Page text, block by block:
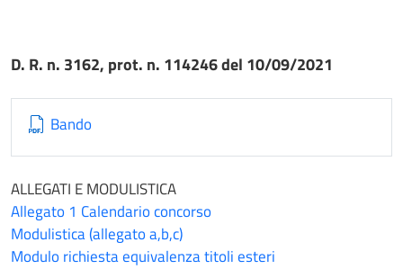
D. R. n. 3162, prot. n. 114246 del 10/09/2021
Bando
ALLEGATI E MODULISTICA
Allegato 1 Calendario concorso
Modulistica (allegato a,b,c)
Modulo richiesta equivalenza titoli esteri